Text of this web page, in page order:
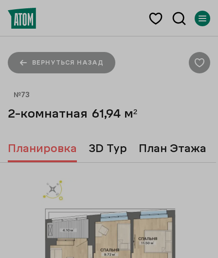
ВЕРНУТЬСЯ НАЗАД
№73
2-комнатная 61,94 м²
Планировка 3D Тур План Этажа